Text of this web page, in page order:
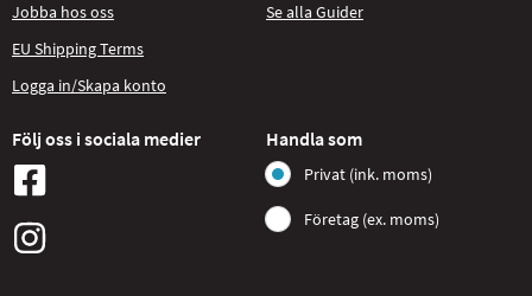
Jobba hos oss
EU Shipping Terms
Logga in/Skapa konto
Se alla Guider
Följ oss i sociala medier Handla som
Privat (ink. moms)
Företag (ex. moms)